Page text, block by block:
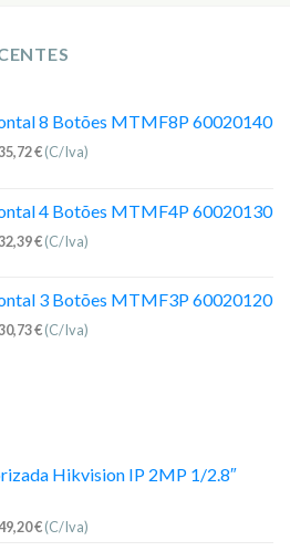
8 Botões MTMF8P 60020140
€(C/Iva)
4 Botões MTMF4P 60020130
€(C/Iva)
3 Botões MTMF3P 60020120
€(C/Iva)
Hikvision IP 2MP 1/2.8″
€(C/Iva)